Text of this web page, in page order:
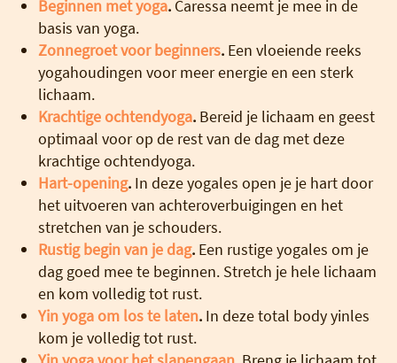
Beginnen met yoga. Caressa neemt je mee in de
basis van yoga.
Zonnegroet voor beginners. Een vloeiende reeks
yogahoudingen voor meer energie en een sterk
lichaam.
Krachtige ochtendyoga. Bereid je lichaam en geest
optimaal voor op de rest van de dag met deze
krachtige ochtendyoga.
Hart-opening. In deze yogales open je je hart door
het uitvoeren van achteroverbuigingen en het
stretchen van je schouders.
Rustig begin van je dag. Een rustige yogales om je
dag goed mee te beginnen. Stretch je hele lichaam
en kom volledig tot rust.
Yin yoga om los te laten. In deze total body yinles
kom je volledig tot rust.